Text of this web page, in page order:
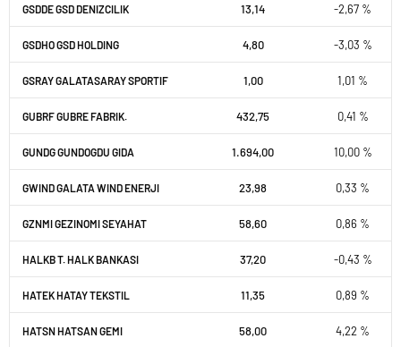
GSDDE GSD DENIZCILIK 13,14 -2,67 %
GSDHO GSD HOLDING 4,80 -3,03 %
GSRAY GALATASARAY SPORTIF 1,00 1,01 %
GUBRF GUBRE FABRIK. 432,75 0,41 %
GUNDG GUNDOGDU GIDA 1.694,00 10,00 %
GWIND GALATA WIND ENERJI 23,98 0,33 %
GZNMI GEZINOMI SEYAHAT 58,60 0,86 %
HALKB T. HALK BANKASI 37,20 -0,43 %
HATEK HATAY TEKSTIL 11,35 0,89 %
HATSN HATSAN GEMI 58,00 4,22 %